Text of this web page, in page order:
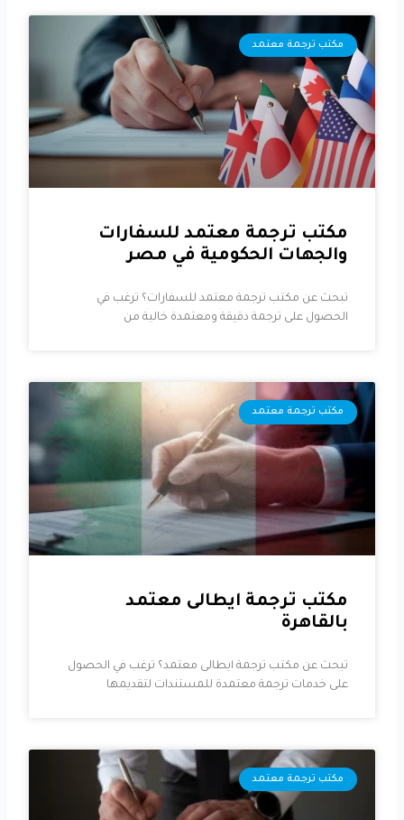
مكتب ترجمة معتمد
مكتب ترجمة معتمد للسفارات
والجهات الحكومية في مصر
تبحث عن مكتب ترجمة معتمد للسفارات؟ ترغب في
الحصول على ترجمة دقيقة ومعتمدة خالية من
مكتب ترجمة معتمد
مكتب ترجمة ايطالى معتمد
بالقاهرة
تبحث عن مكتب ترجمة ايطالى معتمد؟ ترغب في الحصول
على خدمات ترجمة معتمدة للمستندات لتقديمها
مكتب ترجمة معتمد